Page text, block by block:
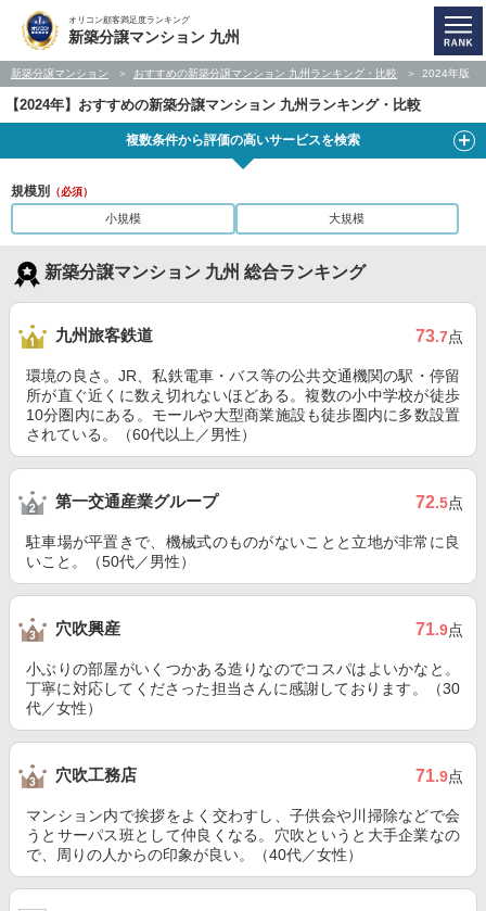
オリコン顧客満足度ランキング
新築分譲マンション 九州
新築分譲マンション おすすめの新築分譲マンション 九州ランキング・比較 2024年版
【2024年】おすすめの新築分譲マンション 九州ランキング・比較
複数条件から評価の高いサービスを検索
規模別 （必須）
小規模 大規模
新築分譲マンション 九州 総合ランキング
九州旅客鉄道 73.7点
環境の良さ。JR、私鉄電車・バス等の公共交通機関の駅・停留
所が直ぐ近くに数え切れないほどある。複数の小中学校が徒歩
10分圏内にある。モールや大型商業施設も徒歩圏内に多数設置
されている。（60代以上／男性）
第一交通産業グループ 72.5点
駐車場が平置きで、機械式のものがないことと立地が非常に良
いこと。（50代／男性）
穴吹興産 71.9点
小ぶりの部屋がいくつかある造りなのでコスパはよいかなと。
丁寧に対応してくださった担当さんに感謝しております。（30
代／女性）
穴吹工務店 71.9点
マンション内で挨拶をよく交わすし、子供会や川掃除などで会
うとサーパス班として仲良くなる。穴吹というと大手企業なの
で、周りの人からの印象が良い。（40代／女性）